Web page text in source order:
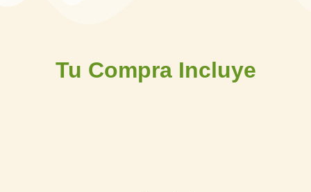
Tu Compra Incluye